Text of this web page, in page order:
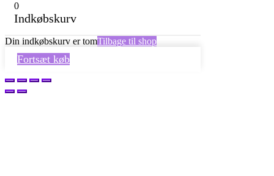
0
Indkøbskurv
Din indkøbskurv er tomTilbage til shop
Fortsæt køb